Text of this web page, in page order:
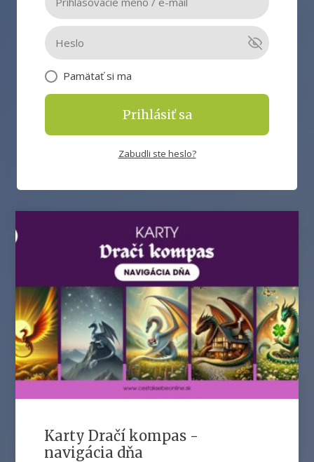
Pamätať si ma
Prihlásiť sa
Zabudli ste heslo?
Karty Dračí kompas -
navigácia dňa